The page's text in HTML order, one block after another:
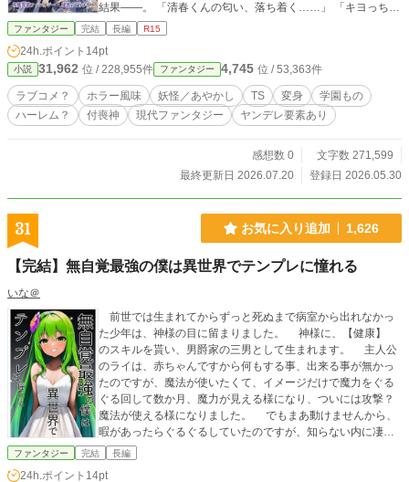
結果――。 「清春くんの匂い、落ち着く……」 「キヨっちの
お菓子がないと生きていけないし！」 土蜘蛛の図書委員・八
輩、犬神憑きの生徒会長、化け猫ギャルなど、学園の美少女
たちが次々と陥落。 清姫の甘い毒（フェロモン）に当てられ
「匂い」に依存した彼女たちは、連日、昼の清春（♂）の元
へと集結し始める。 「俺はただ、平穏にお菓子を作りたいだ
けなのに！」 最恐の妖怪無双と、極上のすれ違いラブコメデ
ファンタジー 完結 長編 R15
24h.ポイント 14pt
小説 31,962 位 / 228,955件 ファンタジー 4,745 位 / 53,363件
ラブコメ？ ホラー風味 妖怪／あやかし TS 変身
学園もの
ハーレム？
付喪神 現代ファンタジー ヤンデレ要素あり
感想数 0
文字数 271,599
最終更新日 2026.07.20
登録日 2026.05.30
31 お気に入り追加 1,626
【完結】無自覚最強の僕は異世界でテンプレに憧れる
いな＠
前世では生まれてからずっと死ぬまで病室から出れなかっ
た少年は、神様の目に留まりました。 神様に、【健康】
のスキルを貰い、男爵家の三男として生まれます。 主人公
のライは、赤ちゃんですから何もする事、出来る事が無かっ
たのですが、魔法が使いたくて、イメージだけで魔力をぐる
ぐる回して数か月、魔力が見える様になり、ついには攻撃？
魔法が使える様になりました。 でもまあ動けませんから、
暇があったらぐるぐるしていたのですが、知らない内に凄い
『古代魔法使い』になったようです。 若くして、家を出て
ファンタジー 完結 長編
24h.ポイント 14pt